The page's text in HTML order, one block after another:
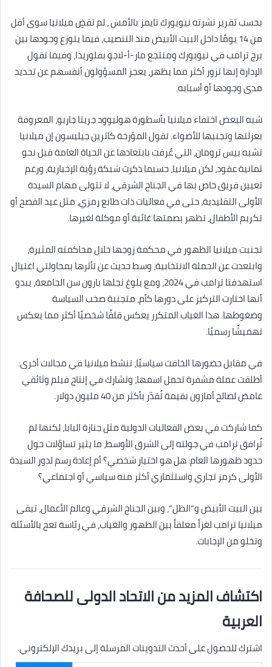
بحسب تقرير نشرته نيويورك تايمز بالأمس ، لم تقضِ ميلانيا سوى أقل
من 14 يومًا داخل البيت الأبيض منذ التنصيب، فيما يتوزع وجودها بين
برج ترامب في نيويورك ومنتجع مار-أ-لاجو بفلوريدا، وفيما تقول
الإدارة إنها تزور أكثر مما يظهر، يعجز المسؤولون أنفسهم عن تحديد
مدى وجودها أو أسبابه.
شبه البعض اختفاء ميلانيا بأسطورة هوليوود جريتا جاربو، المعروفة
بعزلتها وتجنبها للأضواء. تقول المؤرخة كاثرين جيليسون إن ميلانيا
تشبه بيس ترومان، التي عُرفت بابتعادها عن الحياة العامة قبل نحو
ثمانية عقود، لكن ميلانيا، حسبما ذكرت شبكة رؤية الإخبارية، ورغم
تعيين فريق خاص بها في الجناح الشرقي، لا تتولى مهام السيدة
الأولى التقليدية، حتى في فعاليات ذات طابع رمزي، مثل عيد الفصح أو
تكريم الأطفال، تظهر بصمتها غائبة أو موكلة لغيرها.
تجنبت ميلانيا الظهور في محكمة زوجها خلال محاكمته المثيرة،
وابتعدت عن الحملة الانتخابية، وسط حديث عن تأثرها بمحاولتي اغتيال
استهدفتا ترامب في 2024، ومع بلوغ نجلها بارون سن الجامعة، يبدو
أنها اختارت التركيز على دورها كأم، متجنبة صخب السياسة
وضغوطها. هذا الغياب المتكرر يعكس قلقًا شخصيًا أكثر مما يعكس
تهميشًا رسميًا.
في مقابل حضورها الخافت سياسيًا، تنشط ميلانيا في مجالات أخرى:
أطلقت عملة مشفرة تحمل اسمها، وتشارك في إنتاج فيلم وثائقي
غامض لصالح أمازون بقيمة تُقدّر بأكثر من 40 مليون دولار.
كما شاركت في بعض الفعاليات الدولية مثل جنازة البابا، لكنها لم
تُرافق ترامب في جولته إلى الشرق الأوسط، ما يثير تساؤلات حول
حدود ظهورها العام: هل هو اختيار شخصي؟ أم إعادة رسم لدور السيدة
الأولى كرمز تجاري واستثماري أكثر منه سياسي أو اجتماعي؟
بين البيت الأبيض و”الظل”، وبين الجناح الشرقي وعالم الأعمال، تبقى
ميلانيا ترامب لغزاً معلقاً بين الظهور والغياب، في رئاسة تعج بالأسئلة
وتخلو من الإجابات.
اكتشاف المزيد من الاتحاد الدولى للصحافة
العربية
اشترك للحصول على أحدث التدوينات المرسلة إلى بريدك الإلكتروني.